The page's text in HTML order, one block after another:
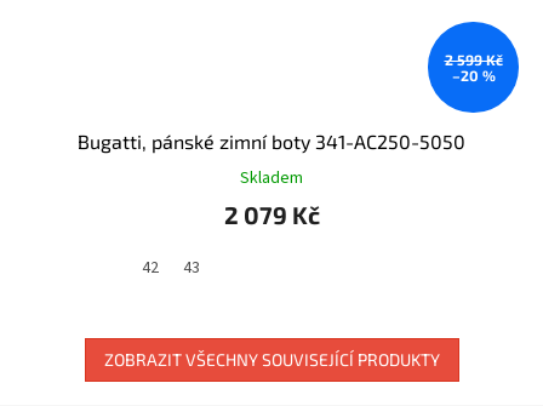
2 599 Kč
–20 %
Bugatti, pánské zimní boty 341-AC250-5050
Skladem
2 079 Kč
42 43
ZOBRAZIT VŠECHNY SOUVISEJÍCÍ PRODUKTY